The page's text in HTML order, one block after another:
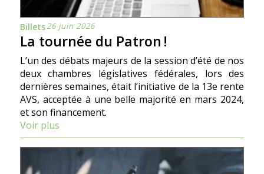
Billets26 juin 2026
La tournée du Patron !
L’un des débats majeurs de la session d’été de nos
deux chambres législatives fédérales, lors des
dernières semaines, était l’initiative de la 13e rente
AVS, acceptée à une belle majorité en mars 2024,
et son financement.
Voir plus